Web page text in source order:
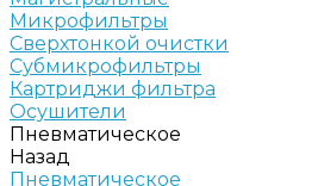
Микрофильтры
Сверхтонкой очистки
Субмикрофильтры
Картриджи фильтра
Осушители
Пневматическое
Назад
Пневматическое